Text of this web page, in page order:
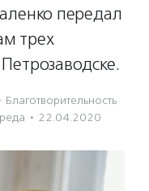
передал
трех
Благотвори­тель­ность
· 22.04.2020